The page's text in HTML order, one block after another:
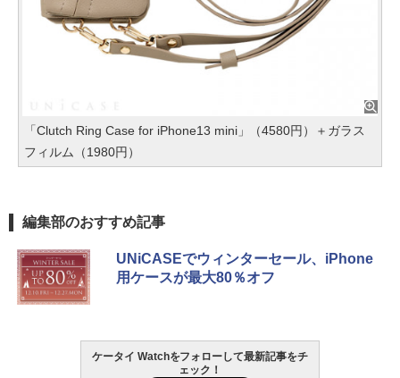
「Clutch Ring Case for iPhone13 mini」（4580円）＋ガラス
フィルム（1980円）
編集部のおすすめ記事
UNiCASEでウィンターセール、iPhone
用ケースが最大80％オフ
ケータイ Watchをフォローして最新記事をチ
ェック！